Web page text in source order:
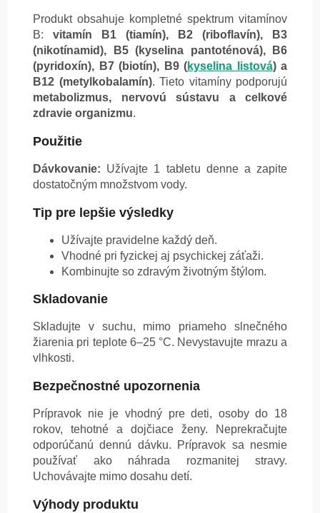
Produkt obsahuje kompletné spektrum vitamínov
B: vitamín B1 (tiamín), B2 (riboflavín), B3
(nikotínamid), B5 (kyselina pantoténová), B6
(pyridoxín), B7 (biotín), B9 (kyselina listová) a
B12 (metylkobalamín). Tieto vitamíny podporujú
metabolizmus, nervovú sústavu a celkové
zdravie organizmu.
Použitie
Dávkovanie: Užívajte 1 tabletu denne a zapite
dostatočným množstvom vody.
Tip pre lepšie výsledky
Užívajte pravidelne každý deň.
Vhodné pri fyzickej aj psychickej záťaži.
Kombinujte so zdravým životným štýlom.
Skladovanie
Skladujte v suchu, mimo priameho slnečného
žiarenia pri teplote 6–25 °C. Nevystavujte mrazu a
vlhkosti.
Bezpečnostné upozornenia
Prípravok nie je vhodný pre deti, osoby do 18
rokov, tehotné a dojčiace ženy. Neprekračujte
odporúčanú dennú dávku. Prípravok sa nesmie
používať ako náhrada rozmanitej stravy.
Uchovávajte mimo dosahu detí.
Výhody produktu